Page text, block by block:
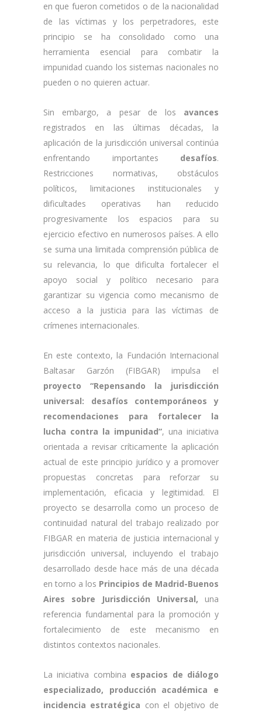
en que fueron cometidos o de la nacionalidad
de las víctimas y los perpetradores, este
principio se ha consolidado como una
herramienta esencial para combatir la
impunidad cuando los sistemas nacionales no
pueden o no quieren actuar.
Sin embargo, a pesar de los avances
registrados en las últimas décadas, la
aplicación de la jurisdicción universal continúa
enfrentando importantes desafíos.
Restricciones normativas, obstáculos
políticos, limitaciones institucionales y
dificultades operativas han reducido
progresivamente los espacios para su
ejercicio efectivo en numerosos países. A ello
se suma una limitada comprensión pública de
su relevancia, lo que dificulta fortalecer el
apoyo social y político necesario para
garantizar su vigencia como mecanismo de
acceso a la justicia para las víctimas de
crímenes internacionales.
En este contexto, la Fundación Internacional
Baltasar Garzón (FIBGAR) impulsa el
proyecto “Repensando la jurisdicción
universal: desafíos contemporáneos y
recomendaciones para fortalecer la
lucha contra la impunidad”, una iniciativa
orientada a revisar críticamente la aplicación
actual de este principio jurídico y a promover
propuestas concretas para reforzar su
implementación, eficacia y legitimidad. El
proyecto se desarrolla como un proceso de
continuidad natural del trabajo realizado por
FIBGAR en materia de justicia internacional y
jurisdicción universal, incluyendo el trabajo
desarrollado desde hace más de una década
en torno a los Principios de Madrid-Buenos
Aires sobre Jurisdicción Universal, una
referencia fundamental para la promoción y
fortalecimiento de este mecanismo en
distintos contextos nacionales.
La iniciativa combina espacios de diálogo
especializado, producción académica e
incidencia estratégica con el objetivo de